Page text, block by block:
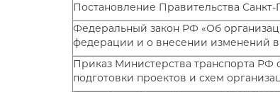
Постановление Правительства
Федеральный закон РФ «Об
федерации и о внесении изменений
Приказ Министерства транспорта РФ
подготовки проектов и схем